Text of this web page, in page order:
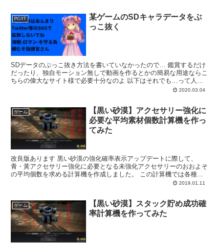
PC/IT
某ゲームのSDキャラデータをぶ
っこ抜く
SDデータのぶっこ抜き方法を書いていなかったので… 鑑賞するだけ
だったり、独自モーション無しで動画を作るとかの簡易な用途ならこ
ちらの偉大なサイト様で必要十分なのよ 以下はそれでも…って人向
2020.03.04
ゲーム
【黒い砂漠】アクセサリー強化に
必要な平均素材個数計算機を作っ
てみた
改良版あります 黒い砂漠の強化確率表示アップデートに際して、
青・黃アクセサリー強化に必要となる未強化アクセサリーのおおよそ
の平均個数を求める計算機を作成しました。 この計算機では各種成
功確率と必要アクセサリー数を出力します。 使用方法は下...2019.01.11
ゲーム
【黒い砂漠】スタック貯め成功確
率計算機を作ってみた